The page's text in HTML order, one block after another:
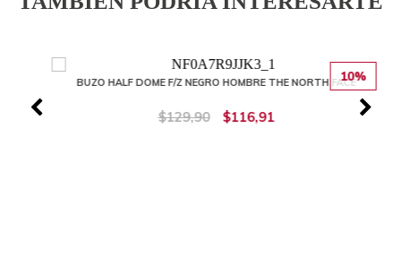
10%
BUZO HALF DOME F/Z NEGRO HOMBRE THE NORTH FACE
$129,90 $116,91